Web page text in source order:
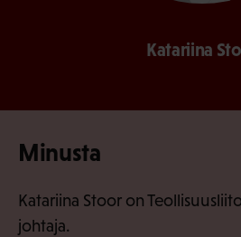
Katariina
Minusta
Katariina Stoor on
johtaja.